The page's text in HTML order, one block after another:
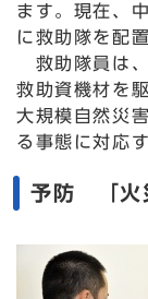
ます。現在、
に救助隊を配
救助隊員は、
救助資機材を
大規模自然災
る事態に対応
予防 「火